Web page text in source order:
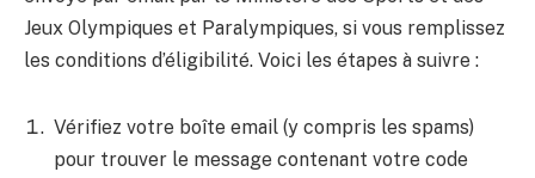
Jeux Olympiques et Paralympiques, si vous remplissez
les conditions d’éligibilité. Voici les étapes à suivre :
Vérifiez votre boîte email (y compris les spams)
pour trouver le message contenant votre code